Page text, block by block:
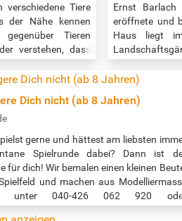
verschiedene Tiere
der Nähe kennen
Tieren
verstehen, dass
möchten wie man
einem…
Ernst
eröffnete und
Haus liegt
sehen,
Dich nicht (ab 8 Jahren)
gerne und hättest am liebsten
Spielrunde dabei? Dann ist
dich! Wir bemalen einen kleinen
und machen aus
unter 040-426 062 920